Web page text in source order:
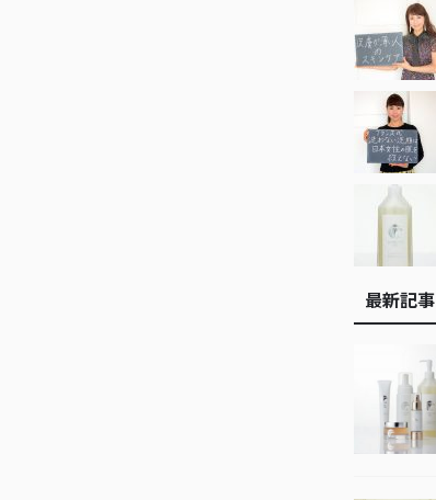
最新記事